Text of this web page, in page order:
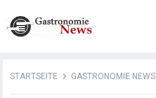
STARTSEITE GASTRONOMIE NEWS